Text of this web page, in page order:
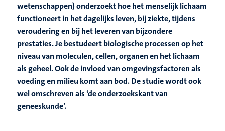
wetenschappen) onderzoekt hoe het menselijk lichaam
functioneert in het dagelijks leven, bij ziekte, tijdens
veroudering en bij het leveren van bijzondere
prestaties. Je bestudeert biologische processen op het
niveau van moleculen, cellen, organen en het lichaam
als geheel. Ook de invloed van omgevingsfactoren als
voeding en milieu komt aan bod. De studie wordt ook
wel omschreven als ‘de onderzoekskant van
geneeskunde’.